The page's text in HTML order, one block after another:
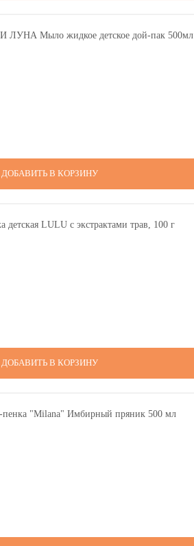
ДОБАВИТЬ В КОРЗИНУ
ДОБАВИТЬ В КОРЗИНУ